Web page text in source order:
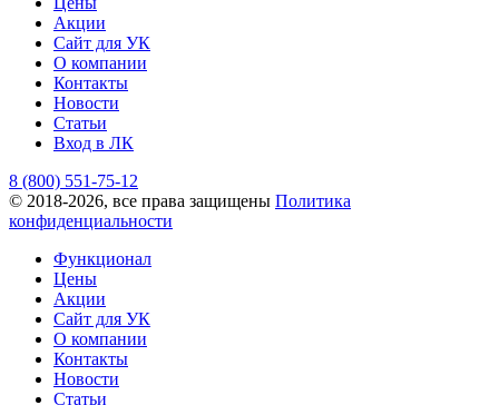
Акции
Сайт для УК
О компании
Контакты
Новости
Статьи
Вход в ЛК
8 (800) 551-75-12
© 2018-2026, все права защищены Политика
конфиденциальности
Функционал
Цены
Акции
Сайт для УК
О компании
Контакты
Новости
Статьи